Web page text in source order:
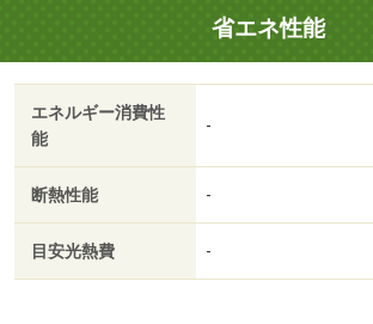
省エネ性能
エネルギー消費性
能
-
断熱性能 -
目安光熱費 -